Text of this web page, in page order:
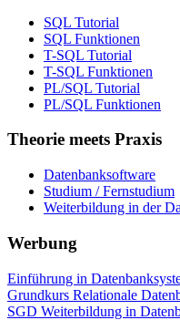
SQL Tutorial
SQL Funktionen
T-SQL Tutorial
T-SQL Funktionen
PL/SQL Tutorial
PL/SQL Funktionen
Theorie meets Praxis
Datenbanksoftware
Studium / Fernstudium
Weiterbildung in der
Werbung
Einführung in
Grundkurs Relationale
SGD Weiterbildung in